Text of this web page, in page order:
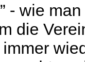
- wie
die